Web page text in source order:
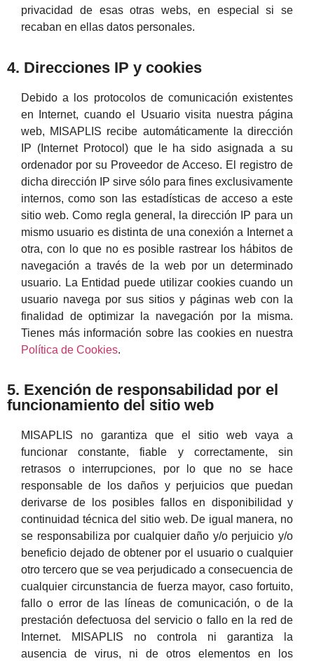
privacidad de esas otras webs, en especial si se
recaban en ellas datos personales.
4. Direcciones IP y cookies
Debido a los protocolos de comunicación existentes
en Internet, cuando el Usuario visita nuestra página
web, MISAPLIS recibe automáticamente la dirección
IP (Internet Protocol) que le ha sido asignada a su
ordenador por su Proveedor de Acceso. El registro de
dicha dirección IP sirve sólo para fines exclusivamente
internos, como son las estadísticas de acceso a este
sitio web. Como regla general, la dirección IP para un
mismo usuario es distinta de una conexión a Internet a
otra, con lo que no es posible rastrear los hábitos de
navegación a través de la web por un determinado
usuario. La Entidad puede utilizar cookies cuando un
usuario navega por sus sitios y páginas web con la
finalidad de optimizar la navegación por la misma.
Tienes más información sobre las cookies en nuestra
Política de Cookies.
5. Exención de responsabilidad por el
funcionamiento del sitio web
MISAPLIS no garantiza que el sitio web vaya a
funcionar constante, fiable y correctamente, sin
retrasos o interrupciones, por lo que no se hace
responsable de los daños y perjuicios que puedan
derivarse de los posibles fallos en disponibilidad y
continuidad técnica del sitio web. De igual manera, no
se responsabiliza por cualquier daño y/o perjuicio y/o
beneficio dejado de obtener por el usuario o cualquier
otro tercero que se vea perjudicado a consecuencia de
cualquier circunstancia de fuerza mayor, caso fortuito,
fallo o error de las líneas de comunicación, o de la
prestación defectuosa del servicio o fallo en la red de
Internet. MISAPLIS no controla ni garantiza la
ausencia de virus, ni de otros elementos en los